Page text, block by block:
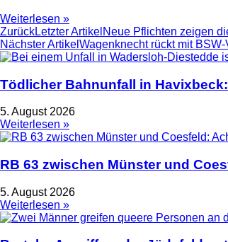
Weiterlesen »
ZurückLetzter Artikel Neue Pflichten zeigen
Nächster Artikel Wagenknecht rückt mit
Tödlicher Bahnunfall in
5. August 2026
Weiterlesen »
RB 63 zwischen Münster und
5. August 2026
Weiterlesen »